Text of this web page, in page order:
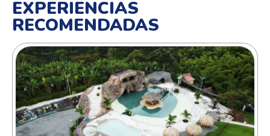
EXPERIENCIAS
RECOMENDADAS